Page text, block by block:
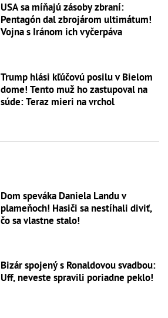
USA sa míňajú zásoby zbraní:
Pentagón dal zbrojárom ultimátum!
Vojna s Iránom ich vyčerpáva
Trump hlási kľúčovú posilu v Bielom
dome! Tento muž ho zastupoval na
súde: Teraz mieri na vrchol
Dom speváka Daniela Landu v
plameňoch! Hasiči sa nestíhali diviť,
čo sa vlastne stalo!
Bizár spojený s Ronaldovou svadbou:
Uff, neveste spravili poriadne peklo!